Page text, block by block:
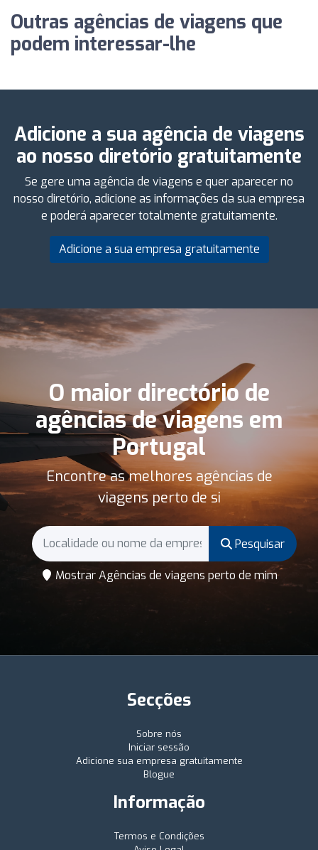
Outras agências de viagens que
podem interessar-lhe
Adicione a sua agência de viagens
ao nosso diretório gratuitamente
Se gere uma agência de viagens e quer aparecer no
nosso diretório, adicione as informações da sua empresa
e poderá aparecer totalmente gratuitamente.
Adicione a sua empresa gratuitamente
O maior directório de
agências de viagens em
Portugal
Encontre as melhores agências de
viagens perto de si
Pesquisar
Mostrar Agências de viagens perto de mim
Secções
Sobre nós
Iniciar sessão
Adicione sua empresa gratuitamente
Blogue
Informação
Termos e Condições